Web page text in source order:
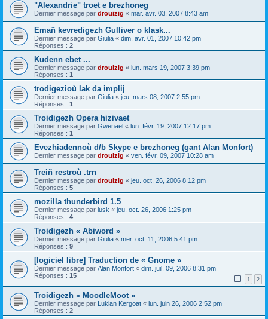
"Alexandrie" troet e brezhoneg
Dernier message par drouizig « mar. avr. 03, 2007 8:43 am
Emañ kevredigezh Gulliver o klask...
Dernier message par Giulia « dim. avr. 01, 2007 10:42 pm
Réponses : 2
Kudenn ebet ...
Dernier message par drouizig « lun. mars 19, 2007 3:39 pm
Réponses : 1
trodigezioù lak da implij
Dernier message par Giulia « jeu. mars 08, 2007 2:55 pm
Réponses : 1
Troidigezh Opera hizivaet
Dernier message par Gwenael « lun. févr. 19, 2007 12:17 pm
Réponses : 1
Evezhiadennoù d/b Skype e brezhoneg (gant Alan Monfort)
Dernier message par drouizig « ven. févr. 09, 2007 10:28 am
Treiñ restroù .trn
Dernier message par drouizig « jeu. oct. 26, 2006 8:12 pm
Réponses : 5
mozilla thunderbird 1.5
Dernier message par lusk « jeu. oct. 26, 2006 1:25 pm
Réponses : 4
Troidigezh « Abiword »
Dernier message par Giulia « mer. oct. 11, 2006 5:41 pm
Réponses : 9
[logiciel libre] Traduction de « Gnome »
Dernier message par Alan Monfort « dim. juil. 09, 2006 8:31 pm
Réponses : 15 1 2
Troidigezh « MoodleMoot »
Dernier message par Lukian Kergoat « lun. juin 26, 2006 2:52 pm
Réponses : 2